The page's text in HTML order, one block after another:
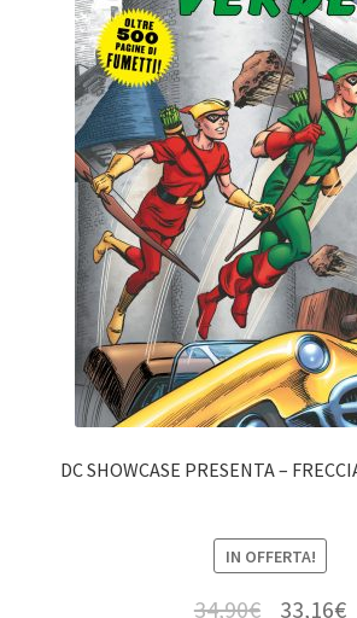
DC SHOWCASE PRESENTA –
IN OFFERTA!
34,90€ 33,16€